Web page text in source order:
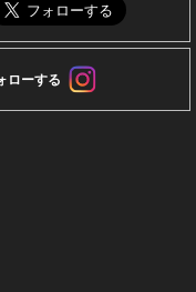
ローする